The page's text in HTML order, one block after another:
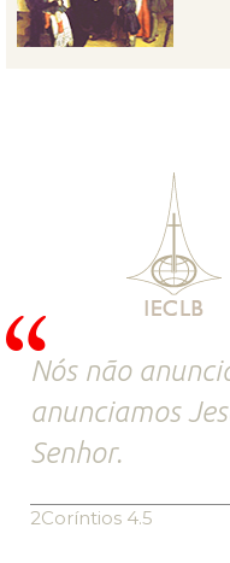
Nós não
anunciamos
Senhor.
2Coríntios 4.5